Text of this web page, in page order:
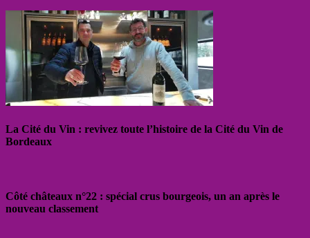
La Cité du Vin : revivez toute l’histoire de la Cité du Vin de
Bordeaux
Côté châteaux n°22 : spécial crus bourgeois, un an après le
nouveau classement